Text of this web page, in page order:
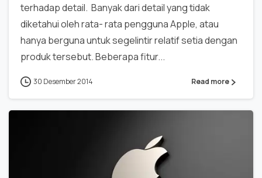
terhadap detail. Banyak dari detail yang tidak
diketahui oleh rata- rata pengguna Apple, atau
hanya berguna untuk segelintir relatif setia dengan
produk tersebut. Beberapa fitur...
30 Desember 2014 Read more